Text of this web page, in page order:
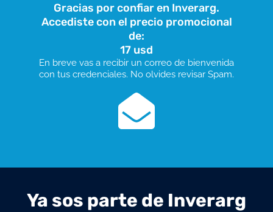
Gracias por confiar en Inverarg.
Accediste con el precio promocional
de:
17 usd
En breve vas a recibir un correo de bienvenida
con tus credenciales. No olvides revisar Spam.
Ya sos parte de Inverarg